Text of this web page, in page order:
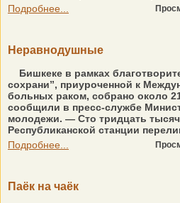
Подробнее...
Неравнодушные
Бишкеке в рамках
сохрани”, приуроченной к
больных раком, собрано около
сообщили в пресс-службе
молодежи. — Сто тридцать
Республиканской станции
Подробнее...
Паёк на чаёк